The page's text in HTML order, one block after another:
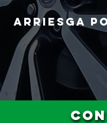
ARRIESGA